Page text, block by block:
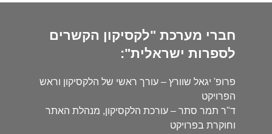
חברי מערכת "לקסיקון הקשרים
לספרות ישראלית":
פרופ' יגאל שוורץ – עורך ראשי של הלקסיקון וראש
הפרויקט
ד"ר תמר סתר – עורכת הלקסיקון, מנהלת האתר
וחוקרת בפרויקט